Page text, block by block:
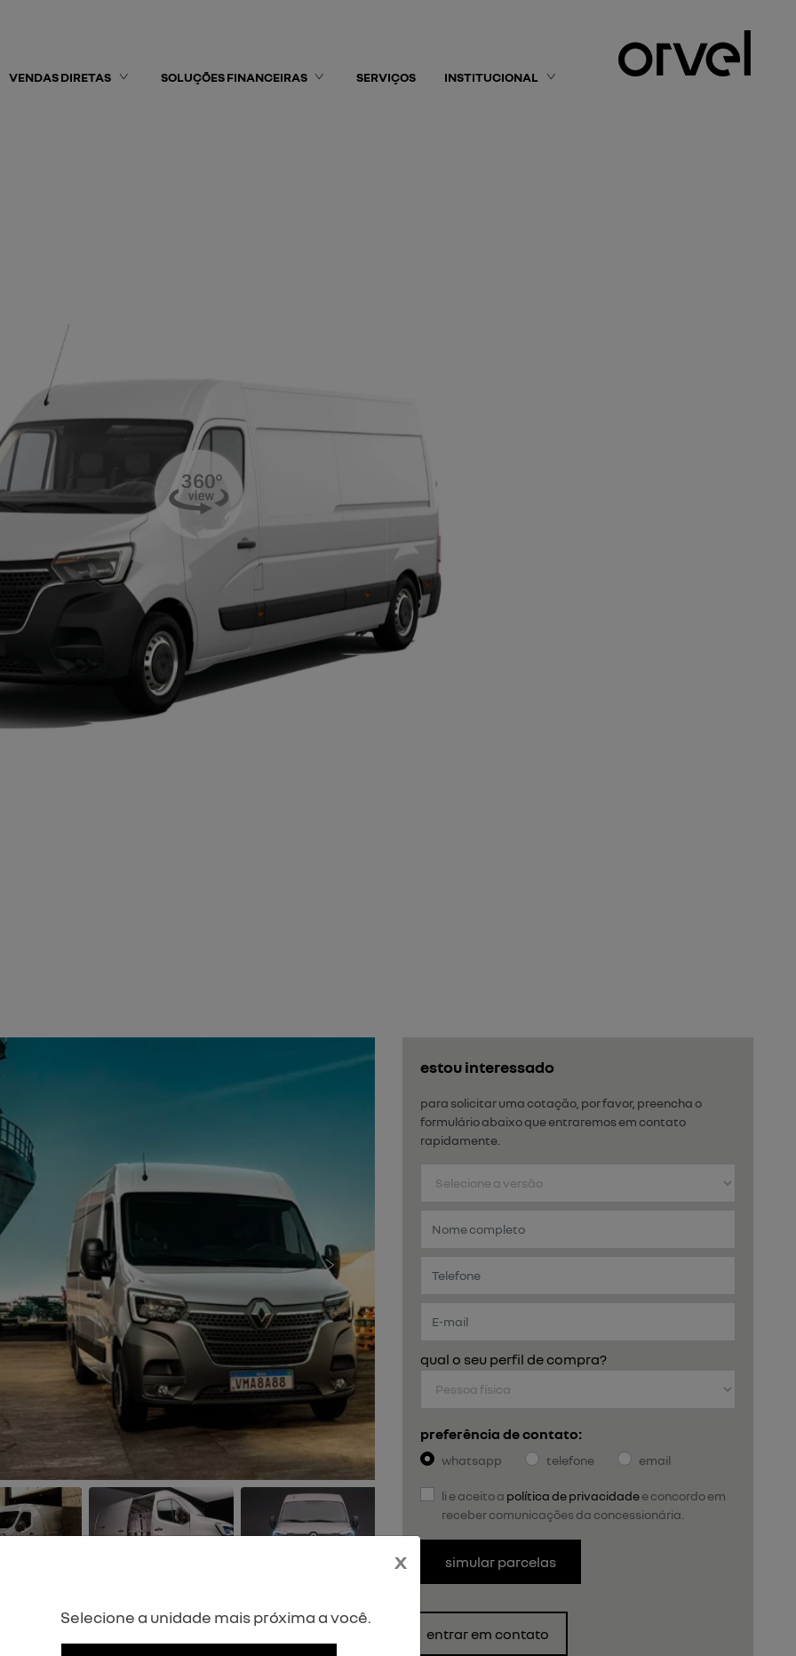
VENDAS DIRETAS SOLUÇÕES FINANCEIRAS SERVIÇOS INSTITUCIONAL
estou interessado
para solicitar uma cotação, por favor, preencha o
formulário abaixo que entraremos em contato
rapidamente.
qual o seu perfil de compra?
preferência de contato:
whatsapp telefone email
li e aceito a política de privacidadee concordo em
receber comunicações da concessionária.
simular parcelas
entrar em contato
Próximo
Próximo
x
Selecione a unidade mais próxima a você.